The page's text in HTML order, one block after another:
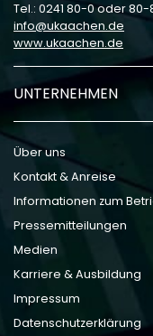
Tel.: 0241 80-0 oder
info
ukaachen de
www.ukaachen.de
UNTERNEHMEN
Über uns
Kontakt & Anreise
Informationen zum
Pressemitteilungen
Medien
Karriere & Ausbildung
Impressum
Datenschutzerklärung